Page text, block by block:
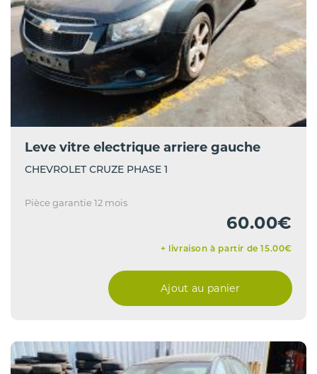
Leve vitre electrique arriere gauche
CHEVROLET CRUZE PHASE 1
Pièce garantie 12 mois
60.00€
+ livraison à partir de 15.00€
Ajout au panier